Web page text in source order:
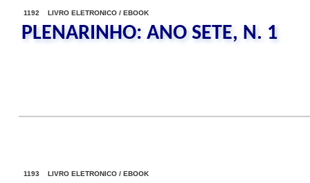
1192 LIVRO ELETRONICO / EBOOK
PLENARINHO: ANO SETE, N. 1
1193 LIVRO ELETRONICO / EBOOK